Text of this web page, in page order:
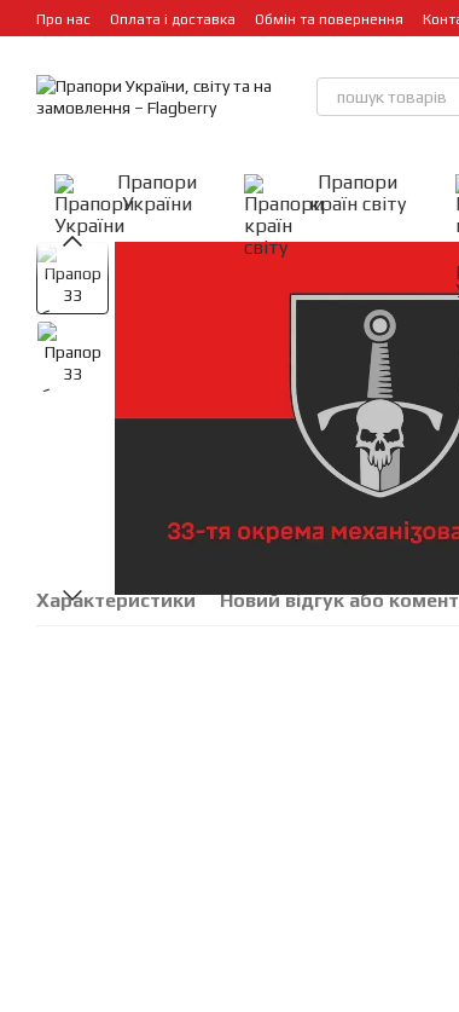
Перейти до основного контенту
Про нас Оплата і доставка Обмін та повернення
Прапори
України
Прапори
країн світу
Характеристики Новий відгук або